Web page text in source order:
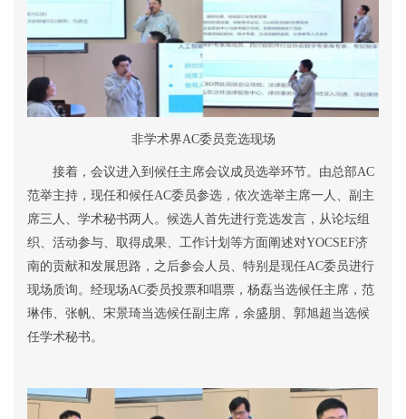
非学术界AC委员竞选现场
接着，会议进入到 候任主席会议成员选举环节。 由总部AC
范举主持，现任和候任AC委员参选，依次选举主席一人、副主
席三人、学术秘书两人。候选人首先进行竞选发言，从论坛组
织、活动参与、取得成果、工作计划等方面阐述对YOCSEF济
南的贡献和发展思路，之后参会人员、特别是现任AC委员进行
现场质询。经现场AC委员投票和唱票，杨磊当选候任主席，范
琳伟、张帆、宋景琦当选候任副主席，余盛朋、郭旭超当选候
任学术秘书。